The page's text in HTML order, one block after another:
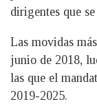
dirigentes que
Las movidas
junio de 2018,
las que el
2019-2025.